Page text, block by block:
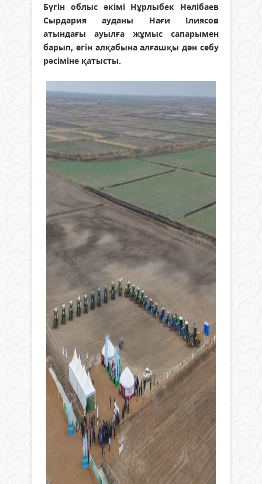
Бүгін облыс әкімі Нұрлыбек Нәлібаев
Сырдария ауданы Нағи Ілиясов
атындағы ауылға жұмыс сапарымен
барып, егін алқабына алғашқы дән себу
рәсіміне қатысты.